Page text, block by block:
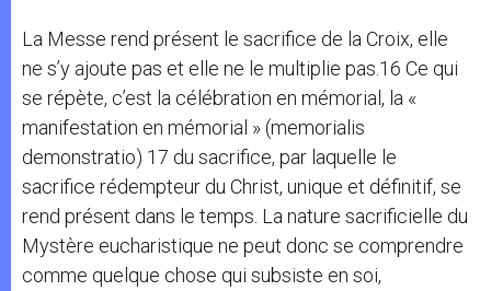
La Messe rend présent le sacrifice de la Croix, elle
ne s’y ajoute pas et elle ne le multiplie pas.16 Ce qui
se répète, c’est la célébration en mémorial, la «
manifestation en mémorial » (memorialis
demonstratio) 17 du sacrifice, par laquelle le
sacrifice rédempteur du Christ, unique et définitif, se
rend présent dans le temps. La nature sacrificielle du
Mystère eucharistique ne peut donc se comprendre
comme quelque chose qui subsiste en soi,